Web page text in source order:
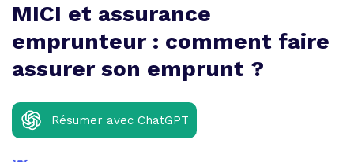
MICI et assurance
emprunteur : comment faire
assurer son emprunt ?
Résumer avec ChatGPT